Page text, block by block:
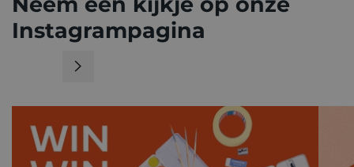
Instagrampagina